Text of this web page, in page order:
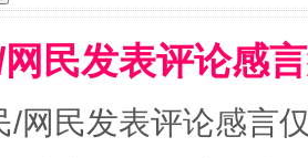
民发表评论感
/网民发表评论感言